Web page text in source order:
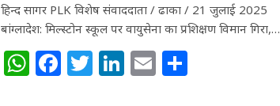
हिन्द सागर PLK विशेष संवाददाता / ढाका / 21 जुलाई 2025
बांग्लादेश: मिल्स्टोन स्कूल पर वायुसेना का प्रशिक्षण विमान गिरा,…
W
h
F
a
T
w
Li
n
E
m